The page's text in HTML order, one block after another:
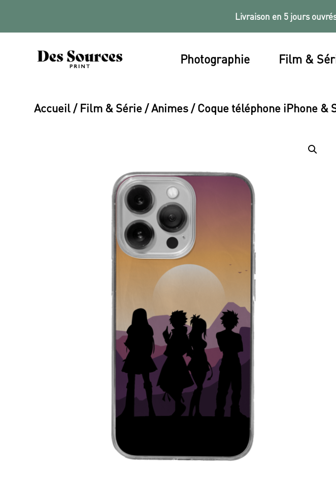
Livraison en 5 jours
Photographie Film &
Accueil / Film & Série /Animes / Coque téléphone iPhone &